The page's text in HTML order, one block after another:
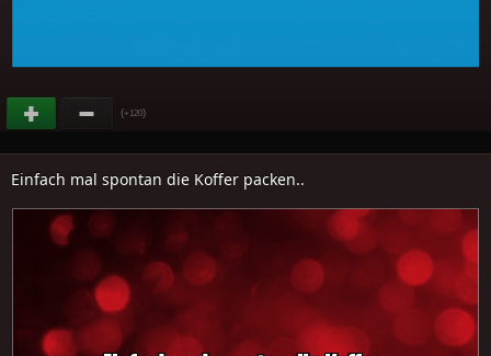
(+120)
Einfach mal spontan die Koffer packen..